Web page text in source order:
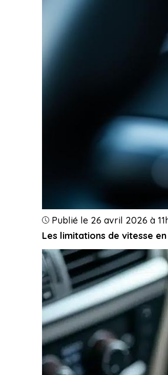
Les limitations de vitesse
Publié le 26 avril 2026 à